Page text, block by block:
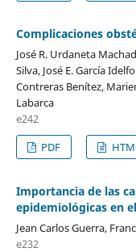
Complicaciones
José R. Urdaneta
Silva, José E. García
Contreras Benítez,
Labarca
e242
PDF
Importancia de las
epidemiológicas en
Jean Carlos Guerra,
e232